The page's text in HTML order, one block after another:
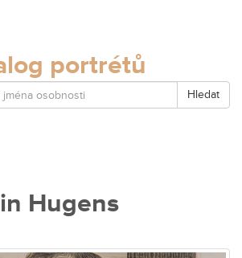
portrétů
Hledat
Hugens